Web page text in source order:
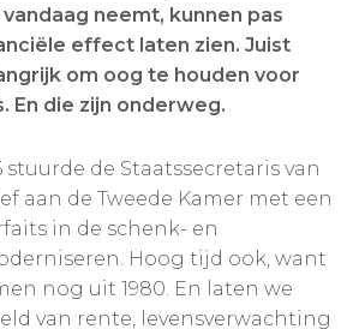
neemt, kunnen pas
effect laten zien. Juist
om oog te houden voor
En die zijn onderweg.
stuurde de Staatssecretaris van
aan de Tweede Kamer met een
in de schenk- en
Hoog tijd ook, want
nog uit 1980. En laten we
van rente, levensverwachting